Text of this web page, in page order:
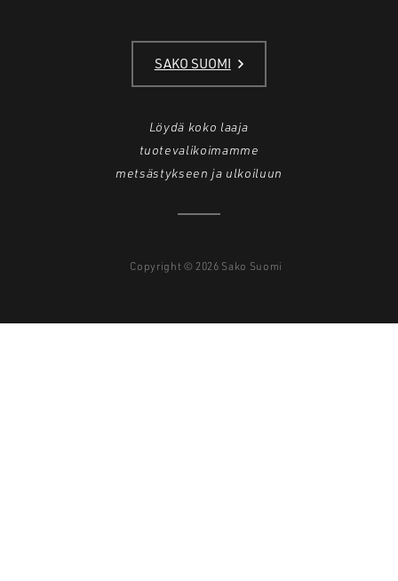
SAKO SUOMI
Löydä koko laaja
tuotevalikoimamme
metsästykseen ja ulkoiluun
Copyright © 2026 Sako Suomi